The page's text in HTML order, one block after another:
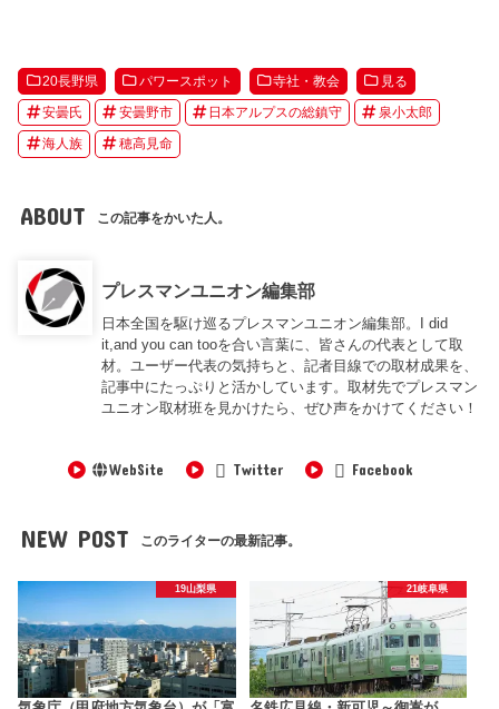
20長野県 パワースポット 寺社・教会 見る
安曇氏 安曇野市 日本アルプスの総鎮守 泉小太郎
海人族 穂高見命
ABOUT この記事をかいた人。
プレスマンユニオン編集部
日本全国を駆け巡るプレスマンユニオン編集部。I did
it,and you can tooを合い言葉に、皆さんの代表として取
材。ユーザー代表の気持ちと、記者目線での取材成果を、
記事中にたっぷりと活かしています。取材先でプレスマン
ユニオン取材班を見かけたら、ぜひ声をかけてください！
WebSite Twitter Facebook
NEW POST このライターの最新記事。
19山梨県 21岐阜県